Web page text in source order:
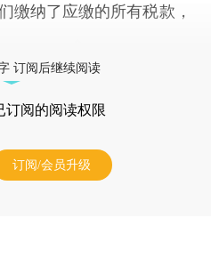
缴纳了应缴的所有税款，
订阅后继续阅读
订阅的阅读权限
订阅/会员升级